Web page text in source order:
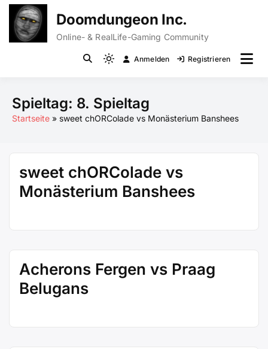
Zum
Inhalt
springen
Doomdungeon Inc.
Online- & RealLife-Gaming Community
Light
(click
to
switch
Anmelden Registrieren
Spieltag: 8. Spieltag
Startseite sweet chORColade vs Monästerium Banshees
sweet chORColade vs
Monästerium Banshees
Acherons Fergen vs Praag
Belugans